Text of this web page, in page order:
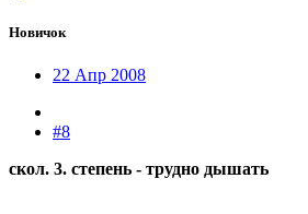
Новичок
22 Апр 2008
#8
скол. 3. степень - трудно дышать